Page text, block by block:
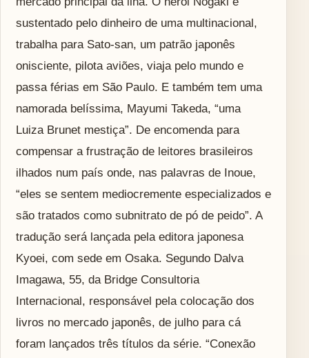
sustentado pelo dinheiro de uma multinacional,
trabalha para Sato-san, um patrão japonês
onisciente, pilota aviões, viaja pelo mundo e
passa férias em São Paulo. E também tem uma
namorada belíssima, Mayumi Takeda, “uma
Luiza Brunet mestiça”. De encomenda para
compensar a frustração de leitores brasileiros
ilhados num país onde, nas palavras de Inoue,
“eles se sentem mediocremente especializados e
são tratados como subnitrato de pó de peido”. A
tradução será lançada pela editora japonesa
Kyoei, com sede em Osaka. Segundo Dalva
Imagawa, 55, da Bridge Consultoria
Internacional, responsável pela colocação dos
livros no mercado japonês, de julho para cá
foram lançados três títulos da série. “Conexão